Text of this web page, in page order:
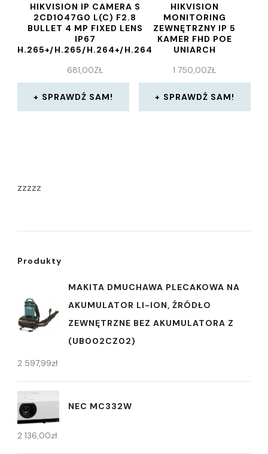
HIKVISION IP CAMERA S
2CD1047G0 L(C) F2.8
BULLET 4 MP FIXED LENS
IP67
H.265+/H.265/H.264+/H.264
(KIPDS2CD1047G0LF28)
681,00ZŁ
SPRAWDŹ SAM!
HIKVISION
MONITORING
ZEWNĘTRZNY IP 5
KAMER FHD POE
UNIARCH
1 750,00ZŁ
SPRAWDŹ SAM!
zzzzz
Produkty
MAKITA DMUCHAWA PLECAKOWA NA
AKUMULATOR LI-ION, ŹRÓDŁO
ZEWNĘTRZNE BEZ AKUMULATORA Z
(UB002CZ02)
2 597,99zł
NEC MC332W
2 136,00zł